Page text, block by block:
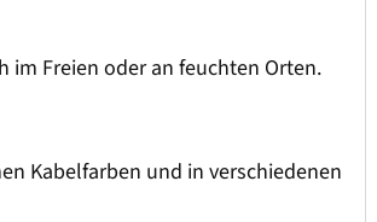
im Freien oder an feuchten Orten.
Kabelfarben und in verschiedenen